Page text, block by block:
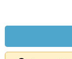
から上げていく
そういうことが